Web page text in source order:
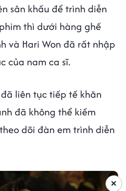
sân khấu để trình diễn
thì dưới hàng ghế
và Hari Won đã rất nhập
của nam ca sĩ.
liên tục tiếp tế khăn
đã không thể kiềm
dõi đàn em trình diễn
×